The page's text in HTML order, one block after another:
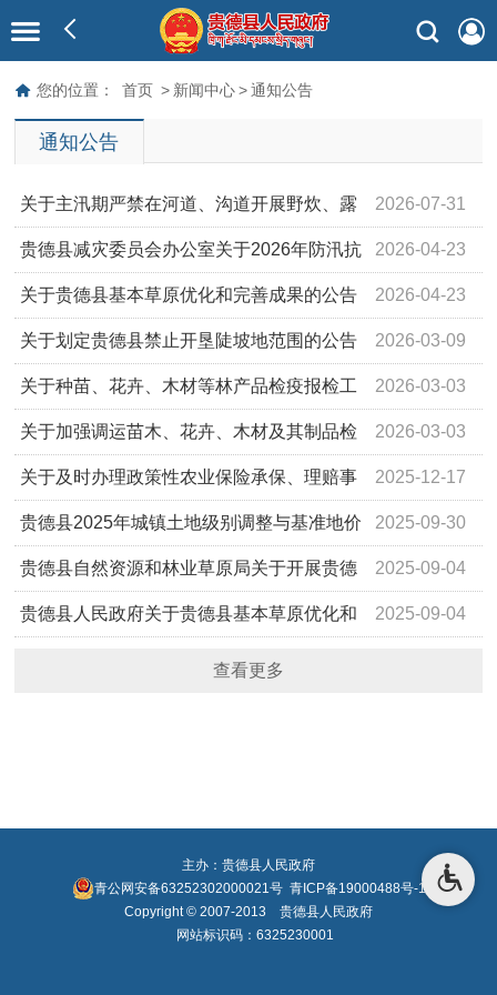
您的位置： 首页 > 新闻中心 > 通知公告
通知公告
2026-07-31
关于主汛期严禁在河道、沟道开展野炊、露
营等活动的通告 2026-04-23
贵德县减灾委员会办公室关于2026年防汛抗
旱行政责任人的公示 2026-04-23
关于贵德县基本草原优化和完善成果的公告
2026-03-09
关于划定贵德县禁止开垦陡坡地范围的公告
2026-03-03
关于种苗、花卉、木材等林产品检疫报检工
作的通知 2026-03-03
关于加强调运苗木、花卉、木材及其制品检
疫工作的通告 2025-12-17
关于及时办理政策性农业保险承保、理赔事
宜告知书 2025-09-30
贵德县2025年城镇土地级别调整与基准地价
更新成果的公示 2025-09-04
贵德县自然资源和林业草原局关于开展贵德
县自然资源所有权首次登记的通告 2025-09-04
贵德县人民政府关于贵德县基本草原优化和
查看更多
主办：贵德县人民政府
青公网安备63252302000021号 青ICP备19000488号-1
Copyright © 2007-2013 贵德县人民政府
网站标识码：6325230001